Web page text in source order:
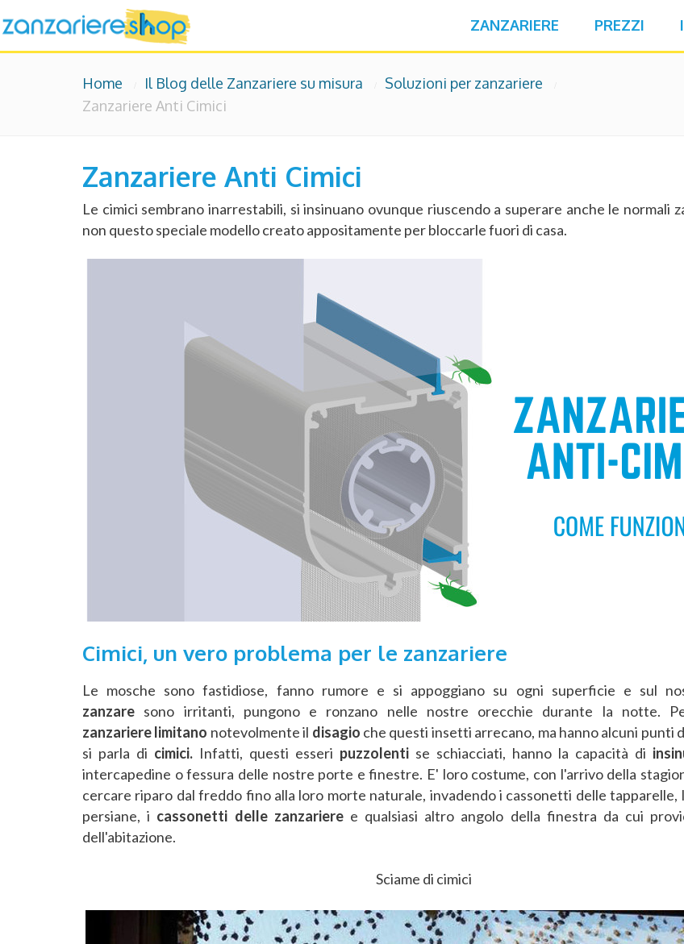
ZANZARIERE PREZZI
Home Il Blog delle Zanzariere su misura
Soluzioni per zanzariere
Zanzariere Anti Cimici
Zanzariere Anti Cimici
Le cimici sembrano inarrestabili, si insinuano ovunque riuscendo a superare anche le normali
non questo speciale modello creato appositamente per bloccarle fuori di casa.
Cimici, un vero problema per le zanzariere
Le mosche sono fastidiose, fanno rumore e si appoggiano su ogni superficie e sul
zanzare sono irritanti, pungono e ronzano nelle nostre orecchie durante la notte.
zanzarierelimitano notevolmente il disagio che questi insetti arrecano, ma hanno alcuni punti
si parla di cimici. Infatti, questi esseri puzzolentise schiacciati, hanno la capacità di
intercapedine o fessura delle nostre porte e finestre. E' loro costume, con l'arrivo della
cercare riparo dal freddo fino alla loro morte naturale, invadendo i cassonetti delle tapparelle,
persiane, i cassonetti delle zanzarieree qualsiasi altro angolo della finestra da cui
dell'abitazione.
Sciame di cimici